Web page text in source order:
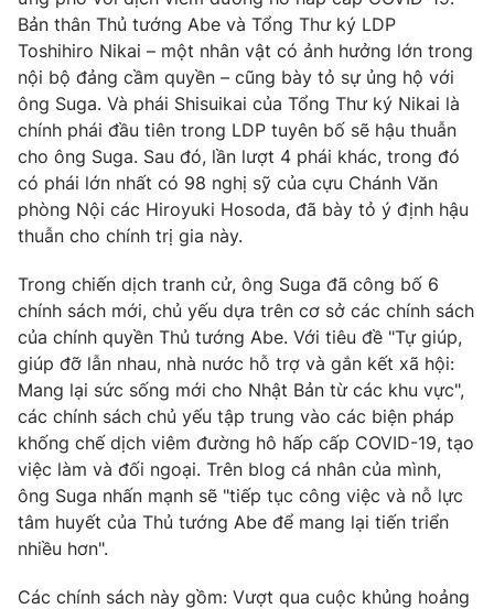
Bản thân Thủ tướng Abe và Tổng Thư ký LDP
Toshihiro Nikai – một nhân vật có ảnh hưởng lớn trong
nội bộ đảng cầm quyền – cũng bày tỏ sự ủng hộ với
ông Suga. Và phái Shisuikai của Tổng Thư ký Nikai là
chính phái đầu tiên trong LDP tuyên bố sẽ hậu thuẫn
cho ông Suga. Sau đó, lần lượt 4 phái khác, trong đó
có phái lớn nhất có 98 nghị sỹ của cựu Chánh Văn
phòng Nội các Hiroyuki Hosoda, đã bày tỏ ý định hậu
thuẫn cho chính trị gia này.
Trong chiến dịch tranh cử, ông Suga đã công bố 6
chính sách mới, chủ yếu dựa trên cơ sở các chính sách
của chính quyền Thủ tướng Abe. Với tiêu đề "Tự giúp,
giúp đỡ lẫn nhau, nhà nước hỗ trợ và gắn kết xã hội:
Mang lại sức sống mới cho Nhật Bản từ các khu vực",
các chính sách chủ yếu tập trung vào các biện pháp
khống chế dịch viêm đường hô hấp cấp COVID-19, tạo
việc làm và đối ngoại. Trên blog cá nhân của mình,
ông Suga nhấn mạnh sẽ "tiếp tục công việc và nỗ lực
tâm huyết của Thủ tướng Abe để mang lại tiến triển
nhiều hơn".
Các chính sách này gồm: Vượt qua cuộc khủng hoảng